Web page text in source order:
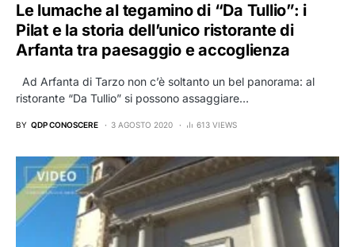
Le lumache al tegamino di “Da Tullio”: i
Pilat e la storia dell’unico ristorante di
Arfanta tra paesaggio e accoglienza
Ad Arfanta di Tarzo non c’è soltanto un bel panorama: al
ristorante “Da Tullio” si possono assaggiare…
BY QDP CONOSCERE 3 AGOSTO 2020 613 VIEWS